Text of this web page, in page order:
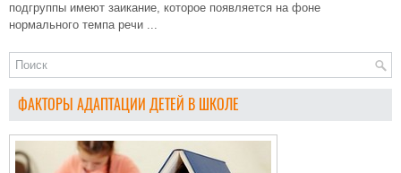
подгруппы имеют заикание, которое появляется на фоне
нормального темпа речи ...
ФАКТОРЫ АДАПТАЦИИ ДЕТЕЙ В ШКОЛЕ